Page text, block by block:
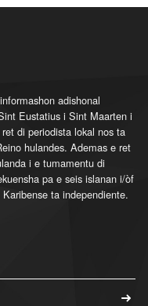
adishonal
Eustatius i Sint Maarten i
di periodista lokal nos ta
hulandes. Ademas e ret
i e tumamentu di
pa e seis islanan i/òf
ta independiente.